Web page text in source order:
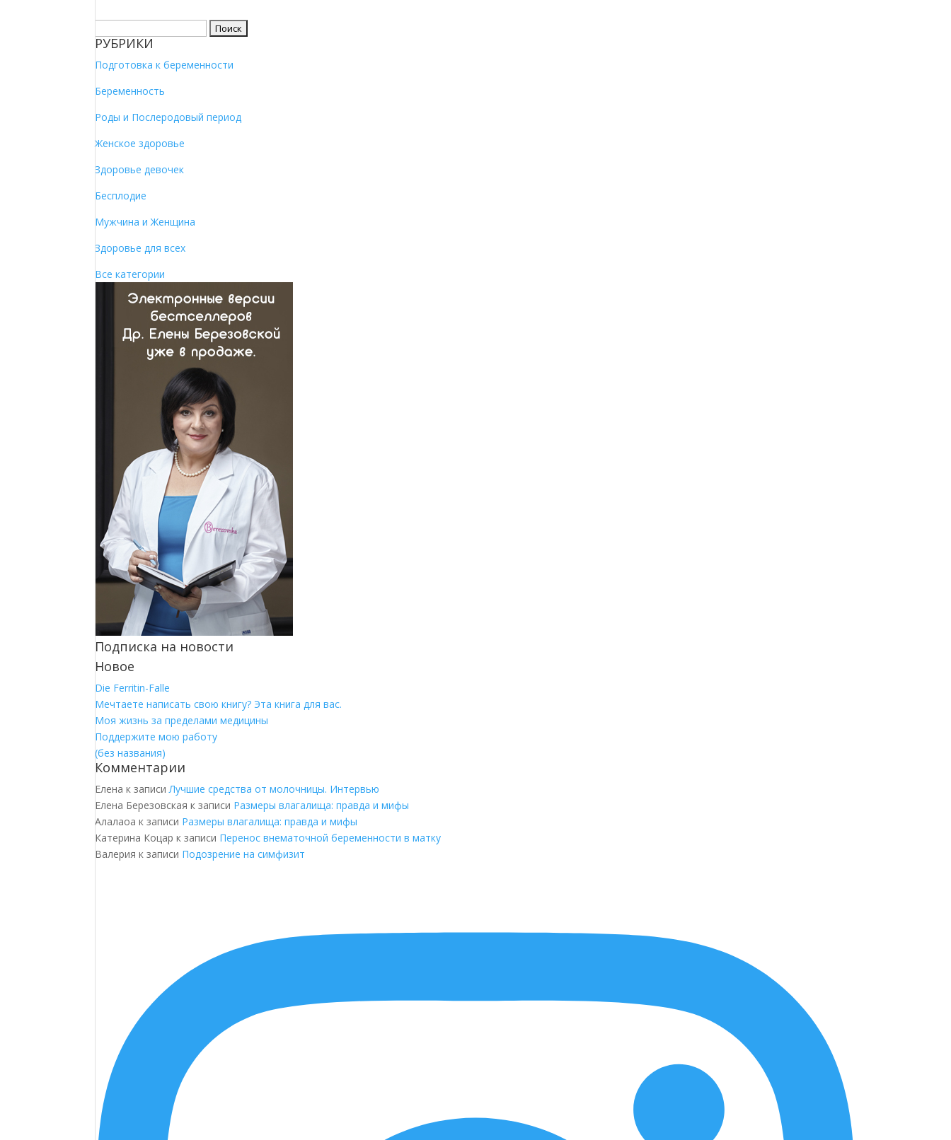
РУБРИКИ
Подготовка к беременности
Беременность
Роды и Послеродовый период
Женское здоровье
Здоровье девочек
Бесплодие
Мужчина и Женщина
Здоровье для всех
Все категории
Подписка на новости
Новое
Die Ferritin-Falle
Мечтаете написать свою книгу? Эта книга для вас.
Моя жизнь за пределами медицины
Поддержите мою работу
(без названия)
Комментарии
Елена к записиЛучшие средства от молочницы. Интервью
Елена Березовская к записи Размеры влагалища: правда и мифы
Алалаоа к записи Размеры влагалища: правда и мифы
Катерина Коцар к записи Перенос внематочной беременности в матку
Валерия к записи Подозрение на симфизит